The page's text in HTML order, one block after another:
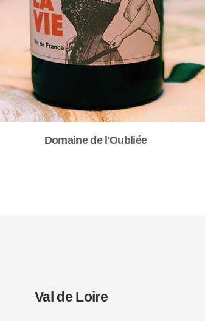
Domaine de l'Oubliée
Val de Loire